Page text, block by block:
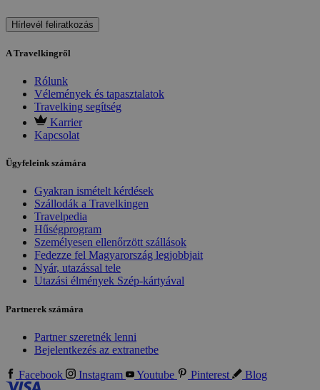
Hírlevél feliratkozás
A Travelkingről
Rólunk
Vélemények és tapasztalatok
Travelking segítség
Karrier
Kapcsolat
Ügyfeleink számára
Gyakran ismételt kérdések
Szállodák a Travelkingen
Travelpedia
Hűségprogram
Személyesen ellenőrzött szállások
Fedezze fel Magyarország legjobbjait
Nyár, utazással tele
Utazási élmények Szép-kártyával
Partnerek számára
Partner szeretnék lenni
Bejelentkezés az extranetbe
Facebook Instagram Youtube Pinterest Blog